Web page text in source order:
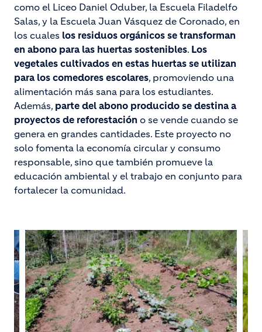
como el Liceo Daniel Oduber, la Escuela Filadelfo
Salas, y la Escuela Juan Vásquez de Coronado, en
los cuales los residuos orgánicos se transforman
en abono para las huertas sostenibles. Los
vegetales cultivados en estas huertas se utilizan
para los comedores escolares, promoviendo una
alimentación más sana para los estudiantes.
Además, parte del abono producido se destina a
proyectos de reforestación o se vende cuando se
genera en grandes cantidades. Este proyecto no
solo fomenta la economía circular y consumo
responsable, sino que también promueve la
educación ambiental y el trabajo en conjunto para
fortalecer la comunidad.